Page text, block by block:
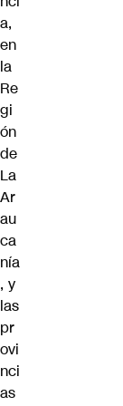
a,
en
la
Re
gi
ón
de
La
Ar
au
ca
nía
, y
las
pr
ovi
nci
as